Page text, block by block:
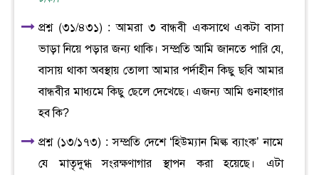
প্রশ্ন (৩১/৪৩১) : আমরা ৩ বান্ধবী একসাথে একটা বাসা
ভাড়া নিয়ে পড়ার জন্য থাকি। সম্প্রতি আমি জানতে পারি যে,
বাসায় থাকা অবস্থায় তোলা আমার পর্দাহীন কিছু ছবি আমার
বান্ধবীর মাধ্যমে কিছু ছেলে দেখেছে। এজন্য আমি গুনাহগার
হব কি?
প্রশ্ন (১৩/১৭৩) : সম্প্রতি দেশে ‘হিউম্যান মিল্ক ব্যাংক’ নামে
যে মাতৃদুগ্ধ সংরক্ষণাগার স্থাপন করা হয়েছে। এটা